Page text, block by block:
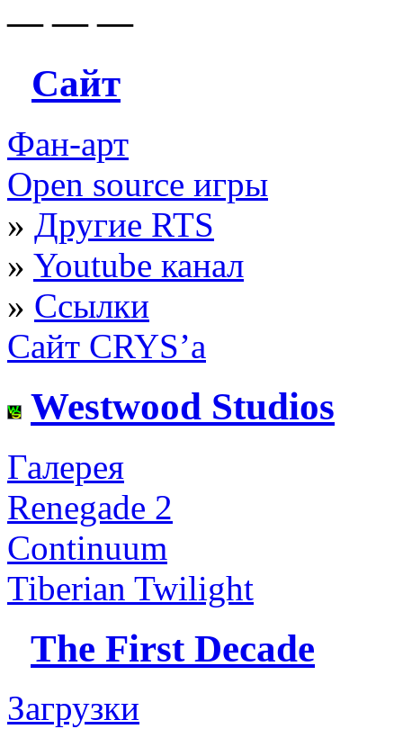
— — —
Сайт
Фан-арт
Open source игры
» Другие RTS
» Youtube канал
» Ссылки
Сайт CRYS’а
Westwood Studios
Галерея
Renegade 2
Continuum
Tiberian Twilight
The First Decade
Загрузки